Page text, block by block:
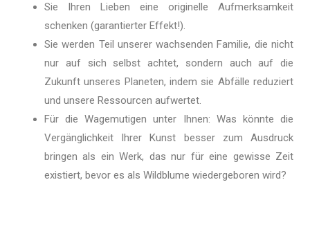
Sie Ihren Lieben eine originelle Aufmerksamkeit
schenken (garantierter Effekt!).
Sie werden Teil unserer wachsenden Familie, die nicht
nur auf sich selbst achtet, sondern auch auf die
Zukunft unseres Planeten, indem sie Abfälle reduziert
und unsere Ressourcen aufwertet.
Für die Wagemutigen unter Ihnen: Was könnte die
Vergänglichkeit Ihrer Kunst besser zum Ausdruck
bringen als ein Werk, das nur für eine gewisse Zeit
existiert, bevor es als Wildblume wiedergeboren wird?